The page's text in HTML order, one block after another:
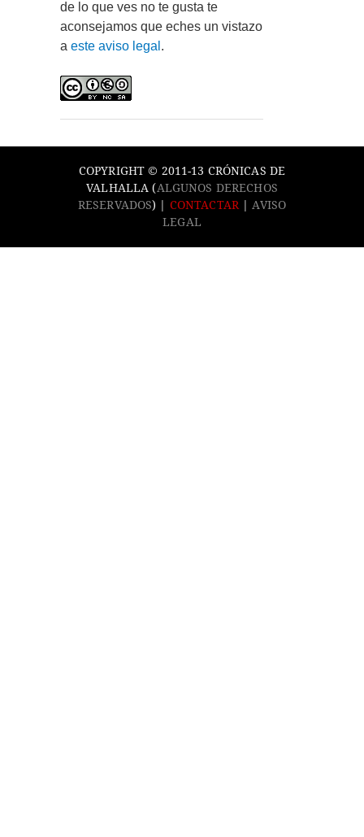
de lo que ves no te gusta te
aconsejamos que eches un vistazo
a este aviso legal .
COPYRIGHT © 2011-13 CRÓNICAS DE
VALHALLA (ALGUNOS DERECHOS
RESERVADOS) | CONTACTAR
AVISO
LEGAL